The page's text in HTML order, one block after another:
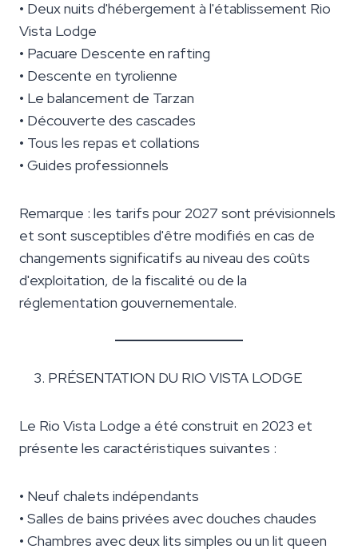
• Deux nuits d'hébergement à l'établissement Rio
Vista Lodge
• Pacuare Descente en rafting
• Descente en tyrolienne
• Le balancement de Tarzan
• Découverte des cascades
• Tous les repas et collations
• Guides professionnels
Remarque : les tarifs pour 2027 sont prévisionnels
et sont susceptibles d'être modifiés en cas de
changements significatifs au niveau des coûts
d'exploitation, de la fiscalité ou de la
réglementation gouvernementale.
PRÉSENTATION DU RIO VISTA LODGE
Le Rio Vista Lodge a été construit en 2023 et
présente les caractéristiques suivantes :
• Neuf chalets indépendants
• Salles de bains privées avec douches chaudes
• Chambres avec deux lits simples ou un lit queen